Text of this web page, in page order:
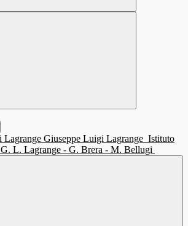
Giuseppe Luigi Lagrange Istituto
G. L. Lagrange - G. Brera - M. Bellugi